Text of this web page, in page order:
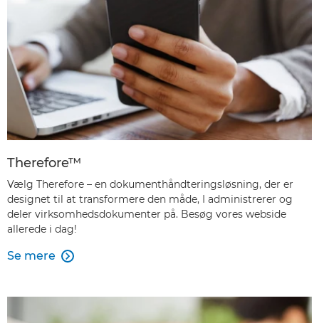
Therefore™
Vælg Therefore – en dokumenthåndteringsløsning, der er
designet til at transformere den måde, I administrerer og
deler virksomhedsdokumenter på. Besøg vores webside
allerede i dag!
Se mere 